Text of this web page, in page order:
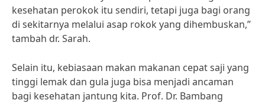
kesehatan perokok itu sendiri, tetapi juga bagi orang
di sekitarnya melalui asap rokok yang dihembuskan,”
tambah dr. Sarah.
Selain itu, kebiasaan makan makanan cepat saji yang
tinggi lemak dan gula juga bisa menjadi ancaman
bagi kesehatan jantung kita. Prof. Dr. Bambang